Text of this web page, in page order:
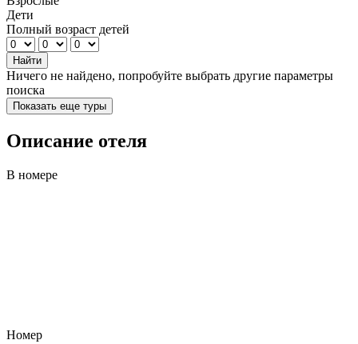
Дети
Полный возраст детей
Найти
Ничего не найдено, попробуйте выбрать другие параметры
поиска
Показать еще туры
Описание отеля
В номере
Номер